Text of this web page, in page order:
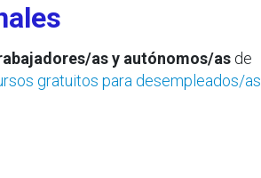
as y autónomos/asde
gratuitos para desempleados/as